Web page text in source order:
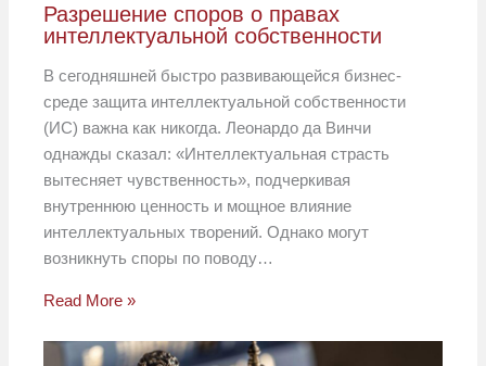
Разрешение споров о правах
интеллектуальной собственности
В сегодняшней быстро развивающейся бизнес-
среде защита интеллектуальной собственности
(ИС) важна как никогда. Леонардо да Винчи
однажды сказал: «Интеллектуальная страсть
вытесняет чувственность», подчеркивая
внутреннюю ценность и мощное влияние
интеллектуальных творений. Однако могут
возникнуть споры по поводу…
Read More »